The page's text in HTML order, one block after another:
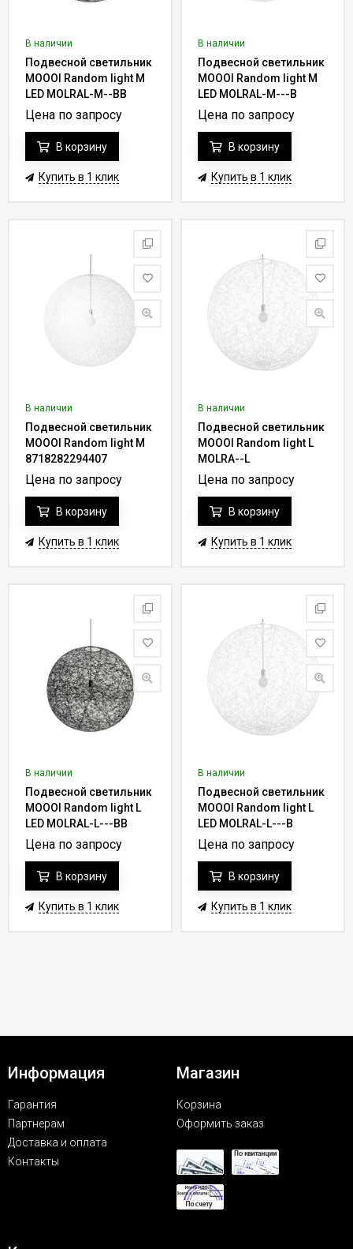
В наличии
Подвесной светильник
MOOOI Random light M
LED MOLRAL-M--BB
Цена по запросу
В корзину
Купить в 1 клик
В наличии
Подвесной светильник
MOOOI Random light M
LED MOLRAL-M---B
Цена по запросу
В корзину
Купить в 1 клик
В наличии
Подвесной светильник
MOOOI Random light M
8718282294407
Цена по запросу
В корзину
Купить в 1 клик
В наличии
Подвесной светильник
MOOOI Random light L
MOLRA--L
Цена по запросу
В корзину
Купить в 1 клик
В наличии
Подвесной светильник
MOOOI Random light L
LED MOLRAL-L---BB
Цена по запросу
В корзину
Купить в 1 клик
В наличии
Подвесной светильник
MOOOI Random light L
LED MOLRAL-L---B
Цена по запросу
В корзину
Купить в 1 клик
Информация
Гарантия
Партнерам
Доставка и оплата
Контакты
Магазин
Корзина
Оформить заказ